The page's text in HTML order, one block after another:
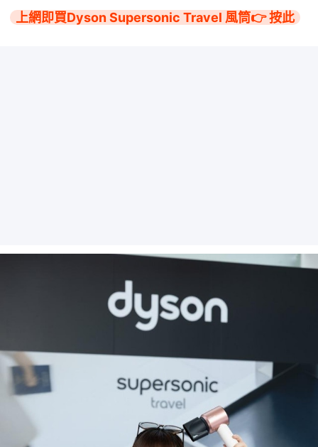
上網即買Dyson Supersonic Travel 風筒👉 按此